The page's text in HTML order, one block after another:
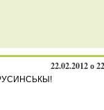
22.02.2012 о
РУСИНСЬКЫ!